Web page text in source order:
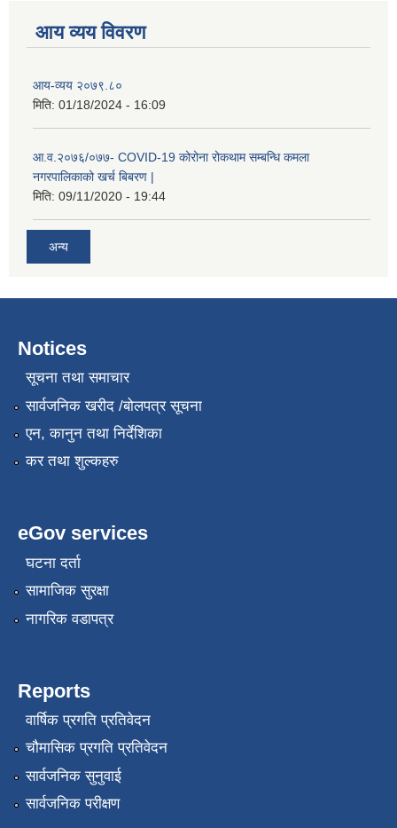
आय व्यय विवरण
आय-व्यय २०७९.८०
मिति: 01/18/2024 - 16:09
आ.व.२०७६/०७७- COVID-19 कोरोना रोकथाम सम्बन्धि कमला
नगरपालिकाको खर्च बिबरण |
मिति: 09/11/2020 - 19:44
अन्य
Notices
सूचना तथा समाचार
सार्वजनिक खरीद /बोलपत्र सूचना
एन, कानुन तथा निर्देशिका
कर तथा शुल्कहरु
eGov services
घटना दर्ता
सामाजिक सुरक्षा
नागरिक वडापत्र
Reports
वार्षिक प्रगति प्रतिवेदन
चौमासिक प्रगति प्रतिवेदन
सार्वजनिक सुनुवाई
सार्वजनिक परीक्षण